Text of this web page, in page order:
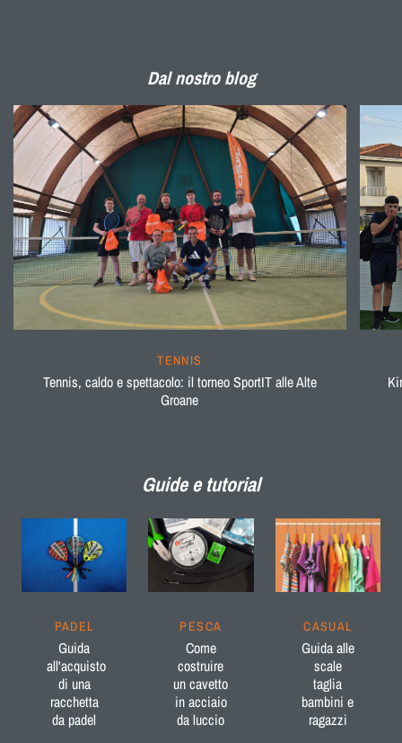
Dal nostro blog
TENNIS
Tennis, caldo e spettacolo: il torneo SportIT alle Alte
Groane
Guide e tutorial
PADEL
Guida
all'acquisto
di una
racchetta
da padel
PESCA
Come
costruire
un cavetto
in acciaio
da luccio
CASUAL
Guida alle
scale
taglia
bambini e
ragazzi